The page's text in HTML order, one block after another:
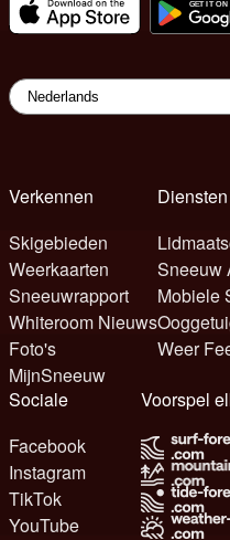
Verkennen
Skigebieden
Weerkaarten
Sneeuwrapport
Whiteroom Nieuws
Foto's
MijnSneeuw
Diensten
Sneeuw
Mobiele
Weer
Sociale
Facebook
Instagram
TikTok
YouTube
Voorspel